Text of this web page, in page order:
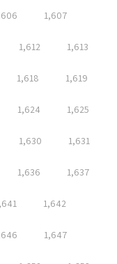
1,607
1,612 1,613
1,618 1,619
1,624 1,625
1,630 1,631
1,636 1,637
1,642
1,647